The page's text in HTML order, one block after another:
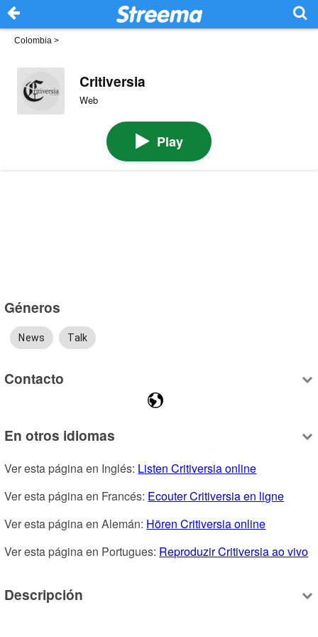
Colombia >
Critiversia
Web
Play
Géneros
News Talk
Contacto
En otros idiomas
Ver esta página en Inglés: Listen Critiversia online
Ver esta página en Francés: Ecouter Critiversia en ligne
Ver esta página en Alemán: Hören Critiversia online
Ver esta página en Portugues: Reproduzir Critiversia ao vivo
Descripción